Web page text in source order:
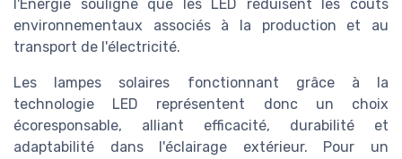
l'Énergie souligne que les LED réduisent les coûts
environnementaux associés à la production et au
transport de l'électricité.
Les lampes solaires fonctionnant grâce à la
technologie LED représentent donc un choix
écoresponsable, alliant efficacité, durabilité et
adaptabilité dans l'éclairage extérieur. Pour un